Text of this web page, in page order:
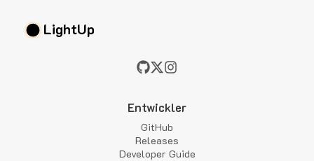
LightUp
Entwickler
GitHub
Releases
Developer Guide